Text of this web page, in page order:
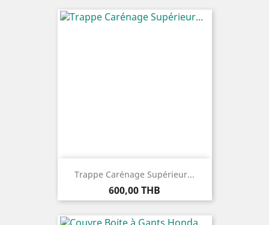
Trappe Carénage Supérieur...
Prix
600,00 THB